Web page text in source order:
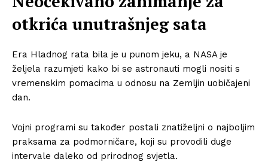
otkrića unutrašnjeg sata
Era Hladnog rata bila je u punom jeku, a NASA je
željela razumjeti kako bi se astronauti mogli nositi s
vremenskim pomacima u odnosu na Zemljin uobičajeni
dan.
Vojni programi su također postali znatiželjni o najboljim
praksama za podmorničare, koji su provodili duge
intervale daleko od prirodnog svjetla.